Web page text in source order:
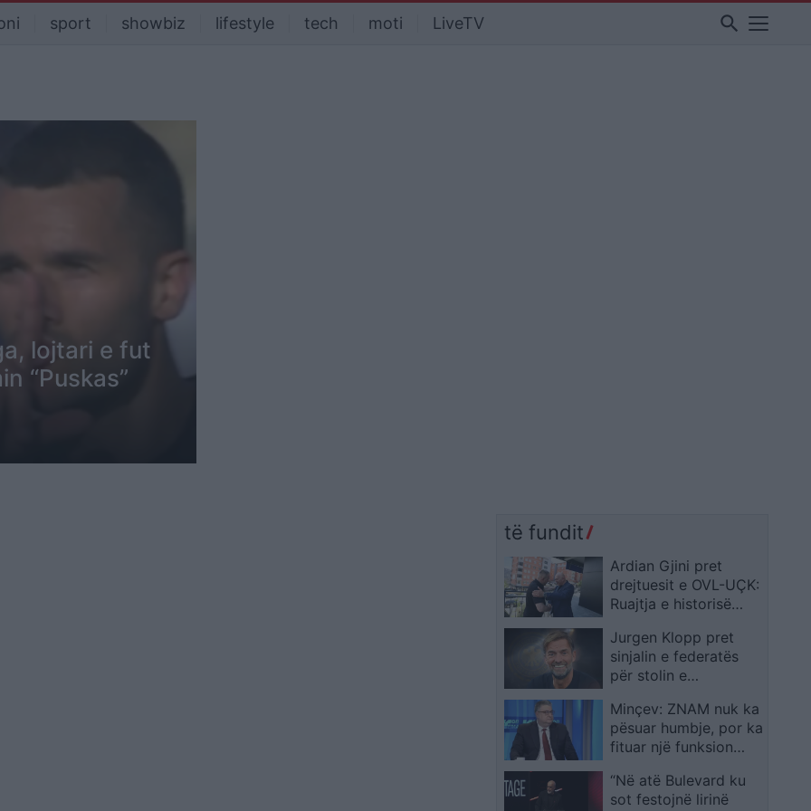
sport showbiz lifestyle tech moti LiveTV search
lojtari e fut
“Puskas”
të fundit
Ardian Gjini pret
drejtuesit e OVL-UÇK:
Ruajtja e historisë
për të ardhmen
Jurgen Klopp pret
sinjalin e federatës
për stolin e
Minçev: ZNAM nuk ka
pësuar humbje, por ka
fituar një funksion
“Në atë Bulevard ku
sot festojnë lirinë